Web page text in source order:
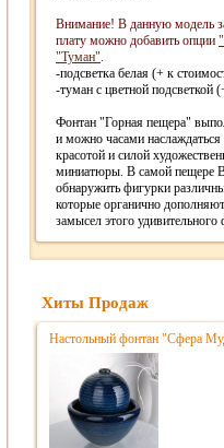
Внимание! В данную модель
плату можно добавить опции
"Туман".
-подсветка белая (+ к
-туман с цветной подсветкой
Фонтан "Горная пещера"
и можно часами наслаждаться
красотой и силой
миниатюры. В самой пещере
обнаружить фигурки
которые органично
замысел этого удивительного
Хиты Продаж
Настольный фонтан "Сфера